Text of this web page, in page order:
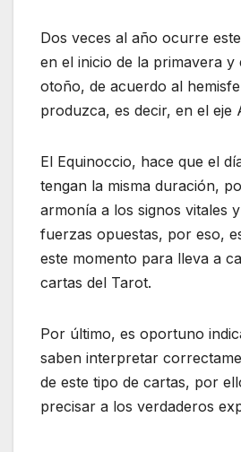
Dos veces al año ocurre
en el inicio de la primavera y
otoño, de acuerdo al
produzca, es decir, en el eje
El Equinoccio, hace que el
tengan la misma duración,
armonía a los signos vitales
fuerzas opuestas, por eso,
este momento para lleva a
cartas del Tarot.
Por último, es oportuno
saben interpretar
de este tipo de cartas, por
precisar a los verdaderos